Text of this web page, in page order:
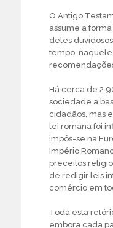
O Antigo
assume a
deles
tempo,
Há cerca de
sociedade a
cidadãos, mas
lei romana foi
impôs-se na
Império
preceitos
de redigir leis
comércio em
Toda esta
embora cada